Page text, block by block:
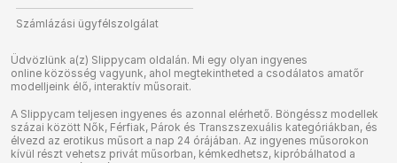
Számlázási ügyfélszolgálat
Üdvözlünk a(z) Slippycam oldalán. Mi egy olyan ingyenes
online közösség vagyunk, ahol megtekintheted a csodálatos amatőr
modelljeink élő, interaktív műsorait.
A Slippycam teljesen ingyenes és azonnal elérhető. Böngéssz modellek
százai között Nők, Férfiak, Párok és Transzszexuális kategóriákban, és
élvezd az erotikus műsort a nap 24 órájában. Az ingyenes műsorokon
kívül részt vehetsz privát műsorban, kémkedhetsz, kipróbálhatod a